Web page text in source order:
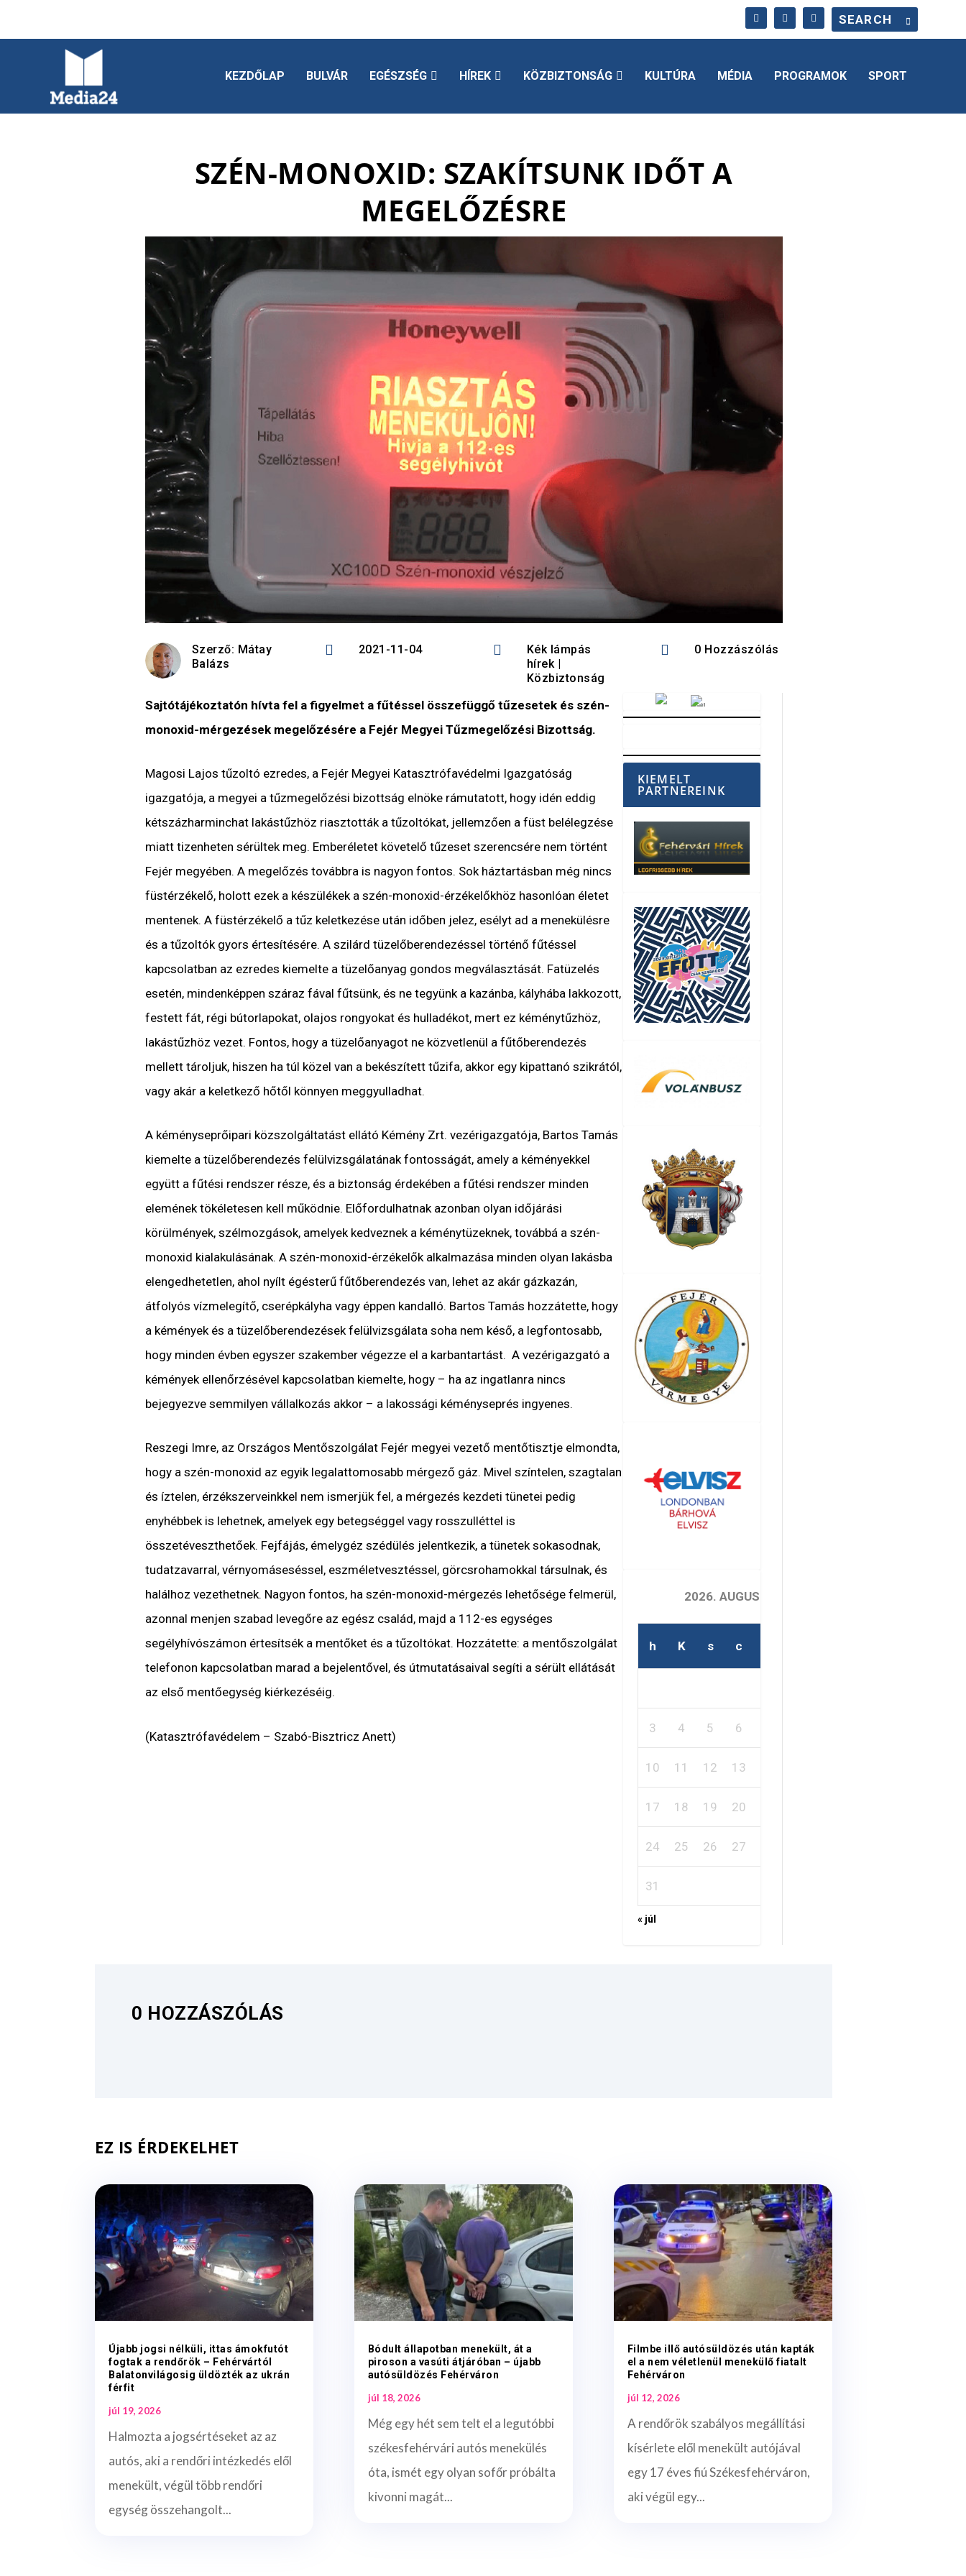
KEZDŐLAP BULVÁR EGÉSZSÉG HÍREK KÖZBIZTONSÁG KULTÚRA MÉDIA PROGRAMOK SPORT
SZÉN-MONOXID: SZAKÍTSUNK IDŐT A
MEGELŐZÉSRE
Szerző: Mátay
Balázs
 2021-11-04 
Kék lámpás
hírek|
Közbiztonság
 0 Hozzászólás
Sajtótájékoztatón hívta fel a figyelmet a fűtéssel összefüggő tűzesetek és szén-
monoxid-mérgezések megelőzésére a Fejér Megyei Tűzmegelőzési Bizottság.
Magosi Lajos tűzoltó ezredes, a Fejér Megyei Katasztrófavédelmi Igazgatóság
igazgatója, a megyei a tűzmegelőzési bizottság elnöke rámutatott, hogy idén eddig
kétszázharminchat lakástűzhöz riasztották a tűzoltókat, jellemzően a füst belélegzése
miatt tizenheten sérültek meg. Emberéletet követelő tűzeset szerencsére nem történt
Fejér megyében. A megelőzés továbbra is nagyon fontos. Sok háztartásban még nincs
füstérzékelő, holott ezek a készülékek a szén-monoxid-érzékelőkhöz hasonlóan életet
mentenek. A füstérzékelő a tűz keletkezése után időben jelez, esélyt ad a menekülésre
és a tűzoltók gyors értesítésére. A szilárd tüzelőberendezéssel történő fűtéssel
kapcsolatban az ezredes kiemelte a tüzelőanyag gondos megválasztását. Fatüzelés
esetén, mindenképpen száraz fával fűtsünk, és ne tegyünk a kazánba, kályhába lakkozott,
festett fát, régi bútorlapokat, olajos rongyokat és hulladékot, mert ez kéménytűzhöz,
lakástűzhöz vezet. Fontos, hogy a tüzelőanyagot ne közvetlenül a fűtőberendezés
mellett tároljuk, hiszen ha túl közel van a bekészített tűzifa, akkor egy kipattanó szikrától,
vagy akár a keletkező hőtől könnyen meggyulladhat.
A kéményseprőipari közszolgáltatást ellátó Kémény Zrt. vezérigazgatója, Bartos Tamás
kiemelte a tüzelőberendezés felülvizsgálatának fontosságát, amely a kéményekkel
együtt a fűtési rendszer része, és a biztonság érdekében a fűtési rendszer minden
elemének tökéletesen kell működnie. Előfordulhatnak azonban olyan időjárási
körülmények, szélmozgások, amelyek kedveznek a kéménytüzeknek, továbbá a szén-
monoxid kialakulásának. A szén-monoxid-érzékelők alkalmazása minden olyan lakásba
elengedhetetlen, ahol nyílt égésterű fűtőberendezés van, lehet az akár gázkazán,
átfolyós vízmelegítő, cserépkályha vagy éppen kandalló. Bartos Tamás hozzátette, hogy
a kémények és a tüzelőberendezések felülvizsgálata soha nem késő, a legfontosabb,
hogy minden évben egyszer szakember végezze el a karbantartást. A vezérigazgató a
kémények ellenőrzésével kapcsolatban kiemelte, hogy – ha az ingatlanra nincs
bejegyezve semmilyen vállalkozás akkor – a lakossági kéményseprés ingyenes.
Reszegi Imre, az Országos Mentőszolgálat Fejér megyei vezető mentőtisztje elmondta,
hogy a szén-monoxid az egyik legalattomosabb mérgező gáz. Mivel színtelen, szagtalan
és íztelen, érzékszerveinkkel nem ismerjük fel, a mérgezés kezdeti tünetei pedig
enyhébbek is lehetnek, amelyek egy betegséggel vagy rosszulléttel is
összetéveszthetőek. Fejfájás, émelygéz szédülés jelentkezik, a tünetek sokasodnak,
tudatzavarral, vérnyomáseséssel, eszméletvesztéssel, görcsrohamokkal társulnak, és
halálhoz vezethetnek. Nagyon fontos, ha szén-monoxid-mérgezés lehetősége felmerül,
azonnal menjen szabad levegőre az egész család, majd a 112-es egységes
segélyhívószámon értesítsék a mentőket és a tűzoltókat. Hozzátette: a mentőszolgálat
telefonon kapcsolatban marad a bejelentővel, és útmutatásaival segíti a sérült ellátását
az első mentőegység kiérkezéséig.
(Katasztrófavédelem – Szabó-Bisztricz Anett)
KIEMELT
PARTNEREINK
2026. AUGUSZTUS
h K s c
3 4 5 6
10 11 12 13
17 18 19 20
24 25 26 27
31
« júl
0 HOZZÁSZÓLÁS
EZ IS ÉRDEKELHET
Újabb jogsi nélküli, ittas ámokfutót
fogtak a rendőrök – Fehérvártól
Balatonvilágosig üldözték az ukrán
férfit
júl 19, 2026
Halmozta a jogsértéseket az az
autós, aki a rendőri intézkedés elől
menekült, végül több rendőri
egység összehangolt...
Bódult állapotban menekült, át a
piroson a vasúti átjáróban – újabb
autósüldözés Fehérváron
júl 18, 2026
Még egy hét sem telt el a legutóbbi
székesfehérvári autós menekülés
óta, ismét egy olyan sofőr próbálta
kivonni magát...
Filmbe illő autósüldözés után kapták
el a nem véletlenül menekülő fiatalt
Fehérváron
júl 12, 2026
A rendőrök szabályos megállítási
kísérlete elől menekült autójával
egy 17 éves fiú Székesfehérváron,
aki végül egy...